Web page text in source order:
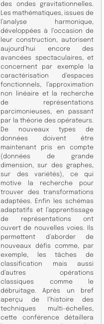
des ondes gravitationnelles.
Les mathématiques, issues de
l’analyse harmonique,
développées à l’occasion de
leur construction, autorisent
aujourd’hui encore des
avancées spectaculaires, et
concernent par exemple la
caractérisation d’espaces
fonctionnels, l’approximation
non linéaire et la recherche
de représentations
parcimonieuses, en passant
par la théorie des opérateurs.
De nouveaux types de
données doivent être
maintenant pris en compte
(données de grande
dimension, sur des graphes,
sur des variétés), ce qui
motive la recherche pour
trouver des transformations
adaptées. Enfin les schémas
adaptatifs et l’apprentissage
de représentations ont
ouvert de nouvelles voies. Ils
permettent d’aborder de
nouveaux défis comme, par
exemple, les tâches de
classification mais aussi
d’autres opérations
classiques comme le
débruitage. Après un bref
aperçu de l’histoire des
techniques multi-échelles,
cette conférence détaillera